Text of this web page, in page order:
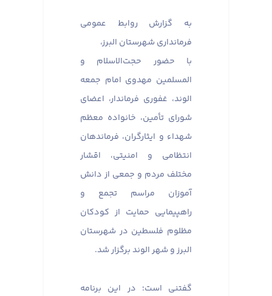
به گزارش روابط عمومی
فرمانداری شهرستان البرز،
با حضور حجت‌الاسلام و
المسلمین مهدوی امام جمعه
الوند، غفوری فرماندار، اعضای
شورای تأمین، خانواده معظم
شهداء و ایثارگران، فرماندهان
انتظامی و امنیتی، اقشار
مختلف مردم و جمعی از دانش
آموزان مراسم تجمع و
راهپیمایی حمایت از کودکان
مظلوم فلسطین در شهرستان
البرز و شهر الوند برگزار شد.
گفتنی است؛ در این برنامه